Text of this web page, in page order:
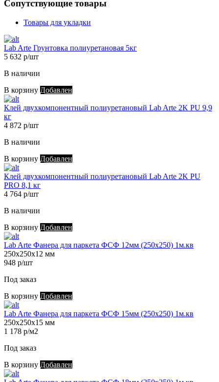
Сопутствующие товары
Товары для укладки
Lab Arte Грунтовка полиуретановая 5кг
5 632 р/шт
В наличии
В корзину Добавлен
Клей двухкомпонентный полиуретановый Lab Arte 2K PU 9,9
кг
4 872 р/шт
В наличии
В корзину Добавлен
Клей двухкомпонентный полиуретановый Lab Arte 2K PU
PRO 8,1 кг
4 764 р/шт
В наличии
В корзину Добавлен
Lab Arte Фанера для паркета ФСФ 12мм (250х250) 1м.кв
250х250х12 мм
948 р/шт
Под заказ
В корзину Добавлен
Lab Arte Фанера для паркета ФСФ 15мм (250х250) 1м.кв
250х250х15 мм
1 178 р/м2
Под заказ
В корзину Добавлен